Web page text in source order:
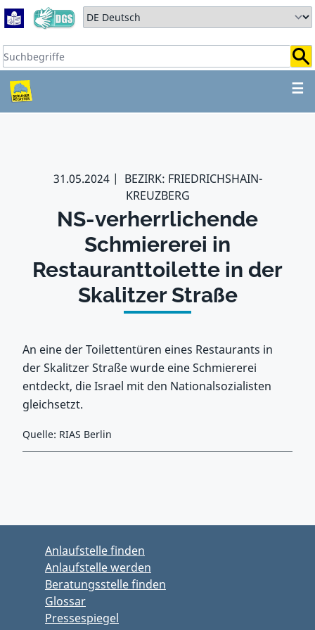
Zum Hauptbereich springen
Zum Hauptmenü springen
Sprache auswählen:
Suchbegriffe:
☰
ZUM HAUPTBEREICH
31.05.2024
BEZIRK: FRIEDRICHSHAIN-
KREUZBERG
NS-verherrlichende
Schmiererei in
Restauranttoilette in der
Skalitzer Straße
An eine der Toilettentüren eines Restaurants in
der Skalitzer Straße wurde eine Schmiererei
entdeckt, die Israel mit den Nationalsozialisten
gleichsetzt.
Quelle: RIAS Berlin
Anlaufstelle finden
Anlaufstelle werden
Beratungsstelle finden
Glossar
Pressespiegel